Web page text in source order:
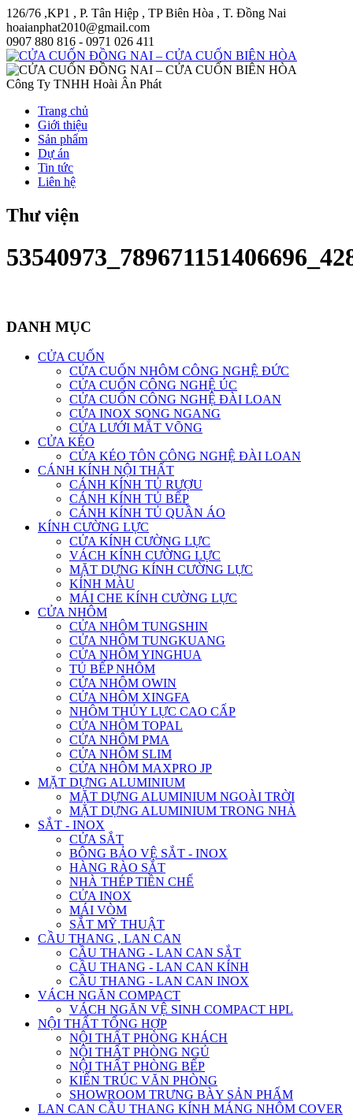
126/76 ,KP1 , P. Tân Hiệp , TP Biên Hòa , T. Đồng Nai
hoaianphat2010@gmail.com
0907 880 816 - 0971 026 411
Công Ty TNHH Hoài Ân Phát
Trang chủ
Giới thiệu
Sản phẩm
Dự án
Tin tức
Liên hệ
Thư viện
DANH MỤC
CỬA CUỐN
CỬA CUỐN NHÔM CÔNG NGHỆ ĐỨC
CỬA CUỐN CÔNG NGHỆ ÚC
CỬA CUỐN CÔNG NGHỆ ĐÀI LOAN
CỬA INOX SONG NGANG
CỬA LƯỚI MẮT VÕNG
CỬA KÉO
CỬA KÉO TÔN CÔNG NGHỆ ĐÀI LOAN
CÁNH KÍNH NỘI THẤT
CÁNH KÍNH TỦ RƯỢU
CÁNH KÍNH TỦ BẾP
CÁNH KÍNH TỦ QUẦN ÁO
KÍNH CƯỜNG LỰC
CỬA KÍNH CƯỜNG LỰC
VÁCH KÍNH CƯỜNG LỰC
MẶT DỰNG KÍNH CƯỜNG LỰC
KÍNH MÀU
MÁI CHE KÍNH CƯỜNG LỰC
CỬA NHÔM
CỬA NHÔM TUNGSHIN
CỬA NHÔM TUNGKUANG
CỬA NHÔM YINGHUA
TỦ BẾP NHÔM
CỬA NHÔM OWIN
CỬA NHÔM XINGFA
NHÔM THỦY LỰC CAO CẤP
CỬA NHÔM TOPAL
CỬA NHÔM PMA
CỬA NHÔM SLIM
CỬA NHÔM MAXPRO JP
MẶT DỰNG ALUMINIUM
MẶT DỰNG ALUMINIUM NGOÀI TRỜI
MẶT DỰNG ALUMINIUM TRONG NHÀ
SẮT - INOX
CỬA SẮT
BÔNG BẢO VỆ SẮT - INOX
HÀNG RÀO SẮT
NHÀ THÉP TIỀN CHẾ
CỬA INOX
MÁI VÒM
SẮT MỸ THUẬT
CẦU THANG , LAN CAN
CẦU THANG - LAN CAN SẮT
CẦU THANG - LAN CAN KÍNH
CẦU THANG - LAN CAN INOX
VÁCH NGĂN COMPACT
VÁCH NGĂN VỆ SINH COMPACT HPL
NỘI THẤT TỔNG HỢP
NỘI THẤT PHÒNG KHÁCH
NỘI THẤT PHÒNG NGỦ
NỘI THẤT PHÒNG BẾP
KIẾN TRÚC VĂN PHÒNG
SHOWROOM TRƯNG BÀY SẢN PHẨM
LAN CAN CẦU THANG KÍNH MÁNG NHÔM COVER